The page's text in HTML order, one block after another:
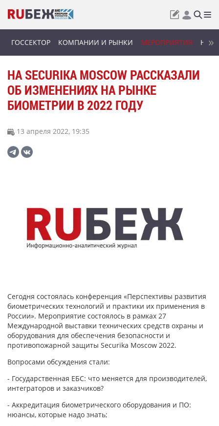
ГОССЕКТОР КОМПАНИИ И РЫНКИ МЕРОПРИЯТИЯ
НА SECURIKA MOSCOW РАССКАЗАЛИ
ОБ ИЗМЕНЕНИЯХ НА РЫНКЕ
БИОМЕТРИИ В 2022 ГОДУ
13 апреля 2022, 19:35
Сегодня состоялась конференция «Перспективы развития
биометрических технологий и практики их применения в
России». Мероприятие состоялось в рамках 27
Международной выставки технических средств охраны и
оборудования для обеспечения безопасности и
противопожарной защиты Securika Moscow 2022.
Вопросами обсуждения стали:
- Государственная ЕБС: что меняется для производителей,
интеграторов и заказчиков?
- Аккредитация биометрического оборудования и ПО:
нюансы, которые надо знать;